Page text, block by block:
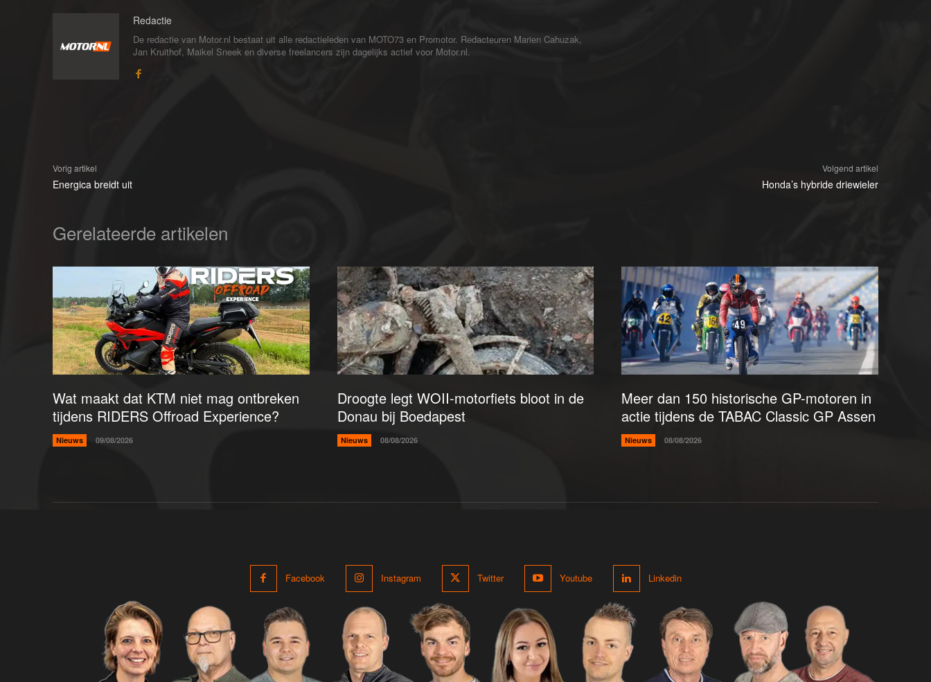
Redactie
De redactie van Motor.nl bestaat uit alle redactieleden van MOTO73 en Promotor. Redacteuren Marien Cahuzak,
Jan Kruithof, Maikel Sneek en diverse freelancers zijn dagelijks actief voor Motor.nl.
Vorig artikel
Energica breidt uit
Volgend artikel
Honda’s hybride driewieler
Gerelateerde artikelen
Wat maakt dat KTM niet mag ontbreken
tijdens RIDERS Offroad Experience?
Nieuws 09/08/2026
Droogte legt WOII-motorfiets bloot in de
Donau bij Boedapest
Nieuws 08/08/2026
Meer dan 150 historische GP-motoren in
actie tijdens de TABAC Classic GP Assen
Nieuws 08/08/2026
Facebook Instagram Twitter Youtube Linkedin